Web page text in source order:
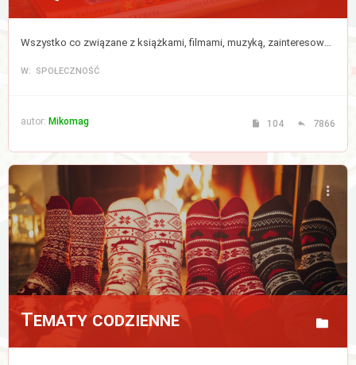
Wszystko co związane z książkami, filmami, muzyką, zainteresowaniami i kulinariami.
W: SPOŁECZNOŚĆ
autor: Mikomag 104 7866
Tematy codzienne